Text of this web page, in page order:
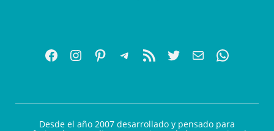
Desde el año 2007 desarrollado y pensado para